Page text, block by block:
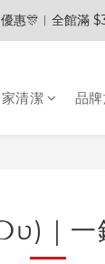
優惠🎊︱全館滿
優惠🎊︱全館滿
五合一清潔刷 /
清潔 品
｜一